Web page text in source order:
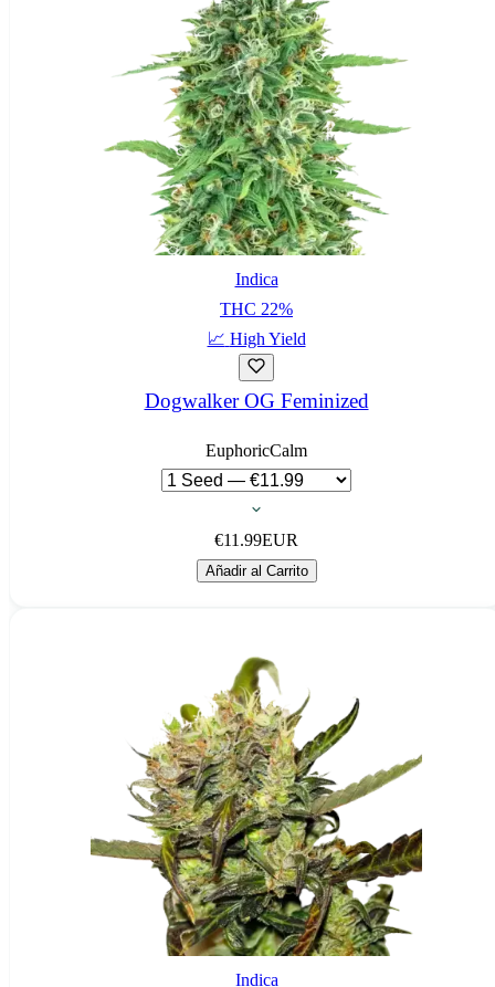
Indica
THC 22%
📈 High Yield
Dogwalker OG Feminized
EuphoricCalm
€11.99EUR
Añadir al Carrito
Indica